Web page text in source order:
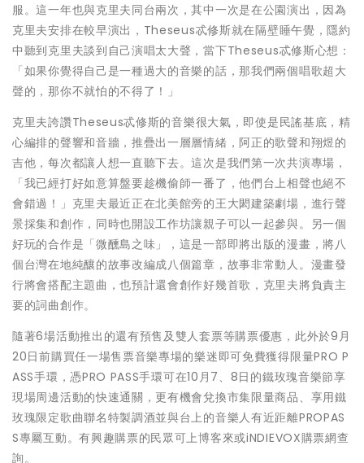
服。這一年也與克里夫同台兩次，其中一次是在公園演出，因為
克里夫安排在較早演出，Theseus忒修斯就在隔壁睡午覺，隱約
中聽到克里夫談到自己演唱太大聲，當下Theseus忒修斯心想：
「如果你覺得自己是一種過大的音樂的話，那我們兩個唱歌超大
聲的，那你不就怕的不得了！」
克里夫誇讚Theseus忒修斯的音樂很大氣，即使是民謠基底，精
心編排的聲響和音牆，推疊出一層層情緒，阿正的歌聲和翔煜的
吉他，每次都讓人想一直聽下去。這次是我們第一次共演專場，
「我已經打好如意算盤要趁機偷師一番了，他們台上相聲也絕不
會錯過！」克里夫最近正在北美館旁的王大閎建築劇場，進行聲
景採集和創作，同時也開設工作坊讓親子可以一起參與。另一個
好玩的合作是「微醺島之味」，這是一部即將出版的漫畫，將八
個台灣在地純釀的故事改編成八個篇章，故事非常動人。漫畫發
行將會搭配主題曲，也預計還會創作好幾首歌，克里夫將負責主
要的詞曲創作。
隨著6場活動推出的還有預售及雙人套票等購票優惠，此外於9月
20日前購買任一場售票音樂專場的樂迷即可免費獲得限量PRO P
ASS手環，憑PRO PASS手環可在10月7、8日的鐵玫瑰音樂節享
現場周邊活動的快速通關，更有機會兌換市集限量商品、享用鐵
玫瑰限定歌曲聯名特製調酒並與台上的音樂人有近距離PROPAS
S專屬互動。有興趣購票的民眾可上博客來或iNDIEVOX購票網查
詢。